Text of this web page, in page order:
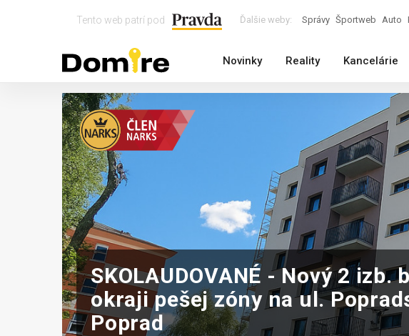
Tento web patrí pod Ďalšie weby: Správy Športweb Auto
Novinky Reality Kancelárie
SKOLAUDOVANÉ - Nový 2 izb.
okraji pešej zóny na ul.
Poprad